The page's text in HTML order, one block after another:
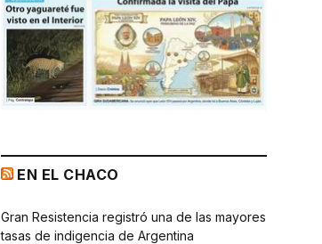
EN EL CHACO
Gran Resistencia registró una de las mayores
tasas de indigencia de Argentina